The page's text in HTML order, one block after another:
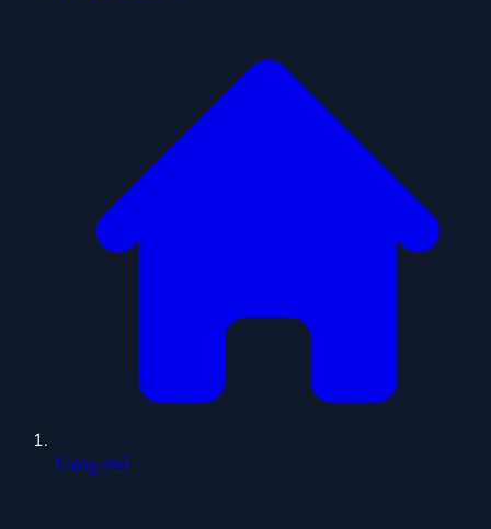
Trang chủ